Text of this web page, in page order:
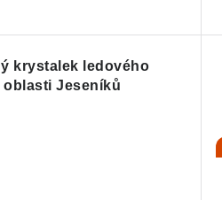
krystalek ledového
oblasti Jeseníků